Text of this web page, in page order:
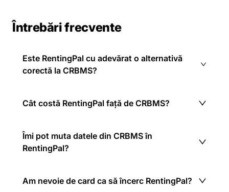
Întrebări frecvente
Este RentingPal cu adevărat o alternativă
corectă la CRBMS?
Cât costă RentingPal față de CRBMS?
Îmi pot muta datele din CRBMS în
RentingPal?
Am nevoie de card ca să încerc RentingPal?